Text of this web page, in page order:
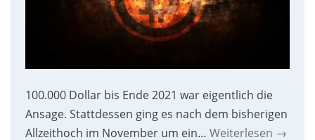
100.000 Dollar bis Ende 2021 war eigentlich die
Ansage. Stattdessen ging es nach dem bisherigen
Allzeithoch im November um ein… Weiterlesen →